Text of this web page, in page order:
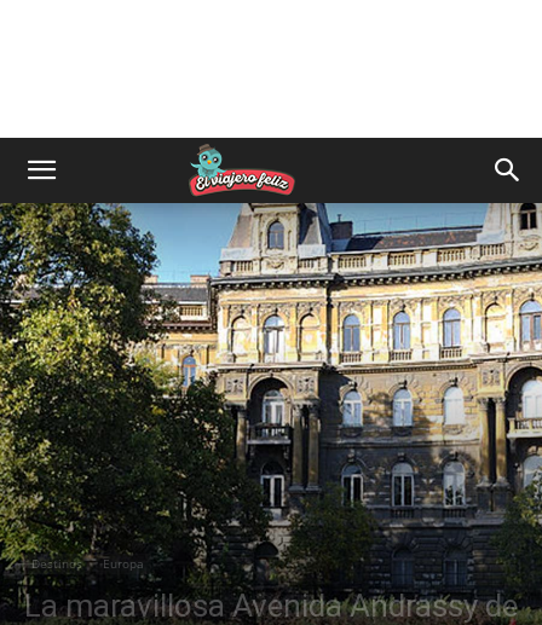
Destinos Europa
La maravillosa Avenida Andrassy de